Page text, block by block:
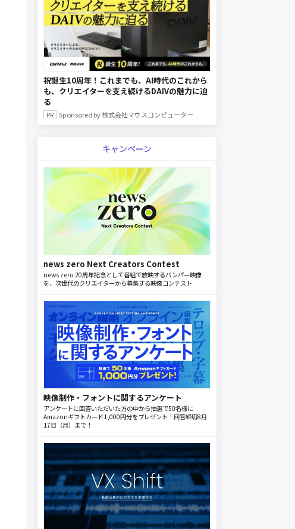
祝誕生10周年！これまでも、AI時代のこれから
も、クリエイターを支え続けるDAIVの魅力に迫
る
Sponsored by 株式会社マウスコンピューター
キャンペーン
news zero Next Creators Contest
news zero 20周年記念として番組で放映するバンパー映像
を、次世代のクリエイターから募集する映像コンテスト
映像制作・フォントに関するアンケート
アンケートに回答いただいた方の中から抽選で50名様に
Amazonギフトカード1,000円分をプレゼント！回答締切8月
17日（月）まで！